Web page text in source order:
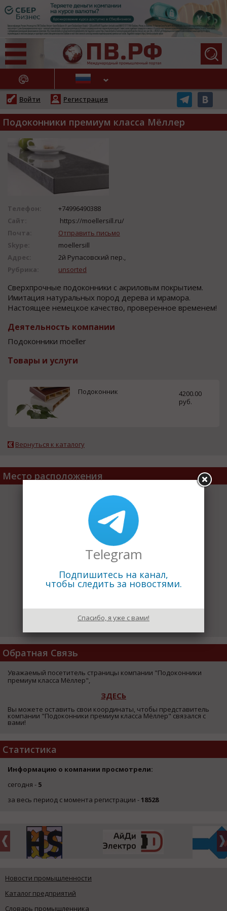
НОВОСТИ
Войти Регистрация
Подоконники премиум класса Мёллер
Телефон:
+74996490388
Сайт:
https://moellersill.ru/
Почта:
Отправить письмо
Skype:
moellersill
Адрес:
2й Рупасовский пер.,
Рубрика:
unsorted
Сверхпрочные подоконники с акриловым покрытием.
Имитация натуральных пород дерева и мрамора.
Настоящее немецкое качество, проверенное временем!
Деятельность компании
Подоконники moeller
Товары и услуги
Подоконник
4200.00
руб.
Вернуться к каталогу
Место расположения
Обратная Связь
Уважаемый посетитель страницы компании "Подоконники
премиум класса Мёллер",
ЗДЕСЬ
Вы можете оставить свои координаты, чтобы представитель
компании "Подоконники премиум класса Мёллер" связался с
вами!
Статистика
Информацию о компании просмотрели:
сегодня - 5
за весь период с момента регистрации -18528
Новости промышленности
Каталог предприятий
Словарь промышленника
Telegram
Подпишитесь на канал,
чтобы следить за новостями.
Спасибо, я уже с вами!